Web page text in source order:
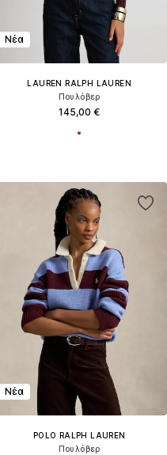
Νέα
LAUREN RALPH LAUREN
Πουλόβερ
145,00 €
Νέα
POLO RALPH LAUREN
Πουλόβερ